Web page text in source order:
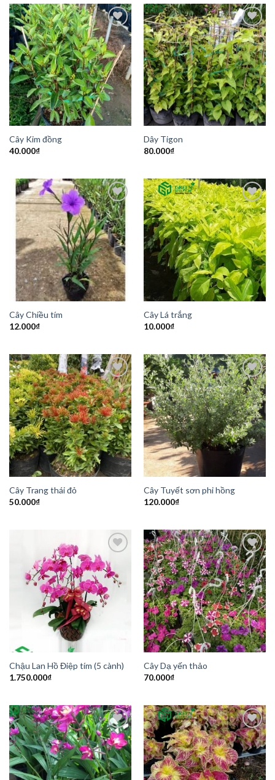
Add to
Wishlist
Cây Kim đồng
40.000₫
Add to
Wishlist
Dây Tigon
80.000₫
Add to
Wishlist
Cây Chiều tím
12.000₫
Add to
Wishlist
Cây Lá trắng
10.000₫
Add to
Wishlist
Cây Trang thái đỏ
50.000₫
Add to
Wishlist
Cây Tuyết sơn phi hồng
120.000₫
Add to
Wishlist
Chậu Lan Hồ Điệp tím (5 cành)
1.750.000₫
Add to
Wishlist
Cây Dạ yến thảo
70.000₫
Add to
Wishlist
Add to
Wishlist